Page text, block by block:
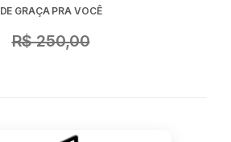
DE GRAÇA PRA VOCÊ
R$ 250,00